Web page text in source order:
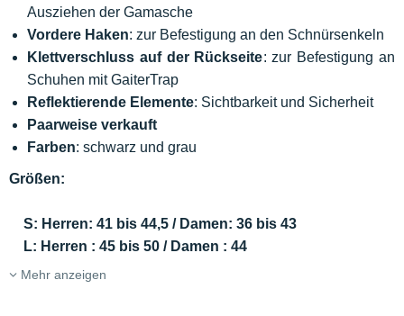
Ausziehen der Gamasche
Vordere Haken: zur Befestigung an den Schnürsenkeln
Klettverschluss auf der Rückseite: zur Befestigung an
Schuhen mit GaiterTrap
Reflektierende Elemente: Sichtbarkeit und Sicherheit
Paarweise verkauft
Farben: schwarz und grau
Größen:
S: Herren: 41 bis 44,5 / Damen: 36 bis 43
L: Herren : 45 bis 50 / Damen : 44
Mehr anzeigen